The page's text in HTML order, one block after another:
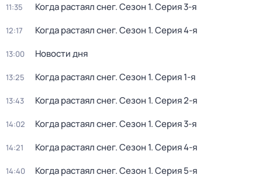
11:35 Когда растаял снег. Сезон 1. Серия 3-я
12:17 Когда растаял снег. Сезон 1. Серия 4-я
13:00 Новости дня
13:25 Когда растаял снег. Сезон 1. Серия 1-я
13:43 Когда растаял снег. Сезон 1. Серия 2-я
14:02 Когда растаял снег. Сезон 1. Серия 3-я
14:21 Когда растаял снег. Сезон 1. Серия 4-я
14:40 Когда растаял снег. Сезон 1. Серия 5-я